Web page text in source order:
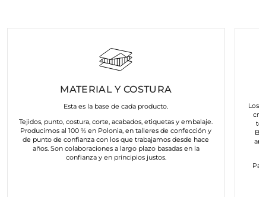
MATERIAL Y COSTURA
Esta es la base de cada producto.
Tejidos, punto, costura, corte, acabados, etiquetas y embalaje.
Producimos al 100 % en Polonia, en talleres de confección y
de punto de confianza con los que trabajamos desde hace
años. Son colaboraciones a largo plazo basadas en la
confianza y en principios justos.
Los